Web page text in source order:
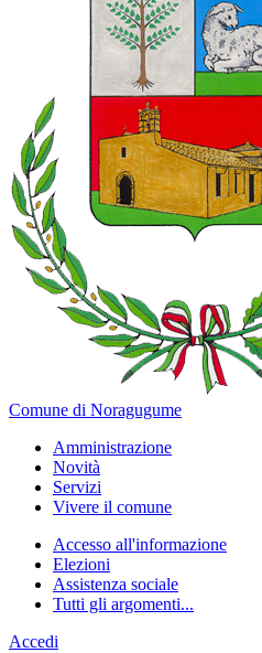
Comune di Noragugume
Amministrazione
Novità
Servizi
Vivere il comune
Accesso all'informazione
Elezioni
Assistenza sociale
Tutti gli argomenti...
Accedi